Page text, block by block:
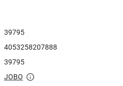
39795
4053258207888
39795
JOBO